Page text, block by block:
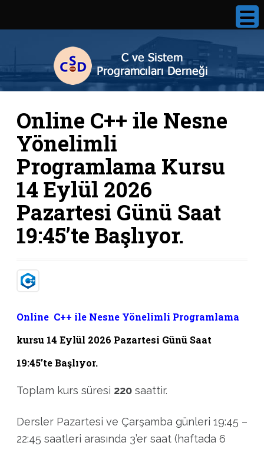
Online C++ ile Nesne
Yönelimli
Programlama Kursu
14 Eylül 2026
Pazartesi Günü Saat
19:45’te Başlıyor.
Online C++ ile Nesne Yönelimli Programlama
kursu 14 Eylül 2026 Pazartesi Günü Saat
19:45’te Başlıyor.
Toplam kurs süresi 220saattir.
Dersler Pazartesi ve Çarşamba günleri 19:45 –
22:45 saatleri arasında 3’er saat (haftada 6